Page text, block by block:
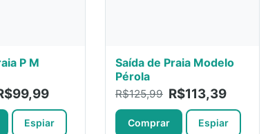
P M
Espiar
Saída de Praia Modelo
Pérola
R$125,99 R$113,39
Comprar Espiar